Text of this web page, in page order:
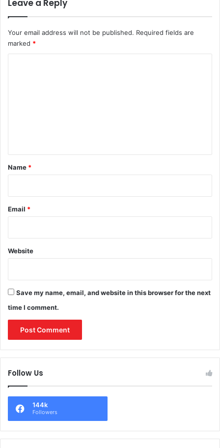
Leave a Reply
Your email address will not be published. Required fields are
marked *
*
Name *
Email *
Website
Save my name, email, and website in this browser for the next
time I comment.
Follow Us
144k
Followers